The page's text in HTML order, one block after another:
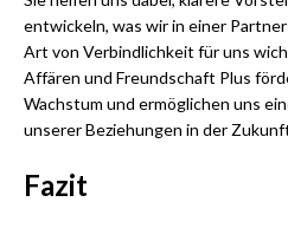
entwickeln, was wir in einer
Art von Verbindlichkeit für uns
Affären und Freundschaft Plus
Wachstum und ermöglichen uns
unserer Beziehungen in der
Fazit